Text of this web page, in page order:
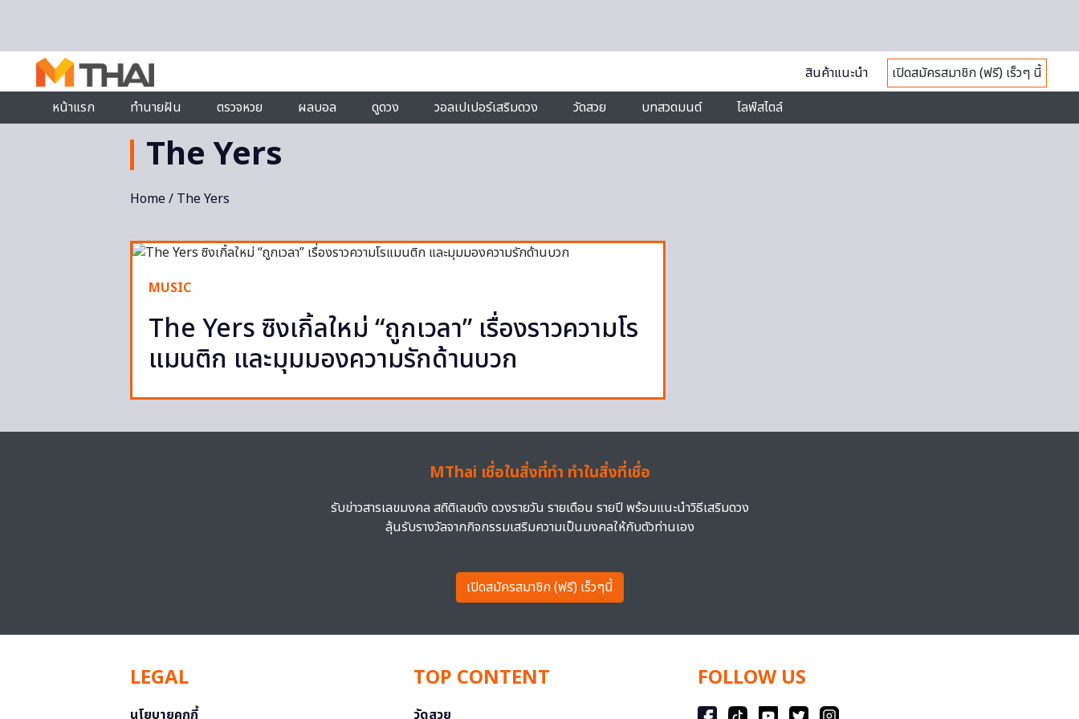
สินค้าแนะนำ
เปิดสมัครสมาชิก (ฟรี) เร็วๆ นี้
หน้าแรก
ทำนายฝัน ตรวจหวย ผลบอล ดูดวง วอลเปเปอร์เสริมดวง วัดสวย บทสวดมนต์ ไลฟ์สไตล์
The Yers
Home/ The Yers
MUSIC
The Yers ซิงเกิ้ลใหม่ “ถูกเวลา” เรื่องราวความโร
แมนติก และมุมมองความรักด้านบวก
MThai เชื่อในสิ่งที่ทำ ทำในสิ่งที่เชื่อ
รับข่าวสารเลขมงคล สถิติเลขดัง ดวงรายวัน รายเดือน รายปี พร้อมแนะนำวิธีเสริมดวง
ลุ้นรับรางวัลจากกิจกรรมเสริมความเป็นมงคลให้กับตัวท่านเอง
เปิดสมัครสมาชิก (ฟรี) เร็วๆนี้
LEGAL
นโยบายคุกกี้
TOP CONTENT
วัดสวย
FOLLOW US